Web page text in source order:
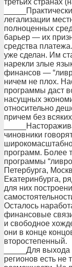
третьих странах
легализации
полноценных
барьер — их
средства
уже сделан. Им
нарекли злые
финансов —
ничем не плох.
программы даст
насущных
относительно
причем без
чиновники
программ. Более
программы
Петербурга,
Екатеринбурга,
для них
Осталось
финансовые
и свободное
они в конце
второстепенный.
_____Для
регионов есть не